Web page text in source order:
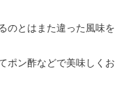
のとはまた違った風味を
ポン酢などで美味しくお